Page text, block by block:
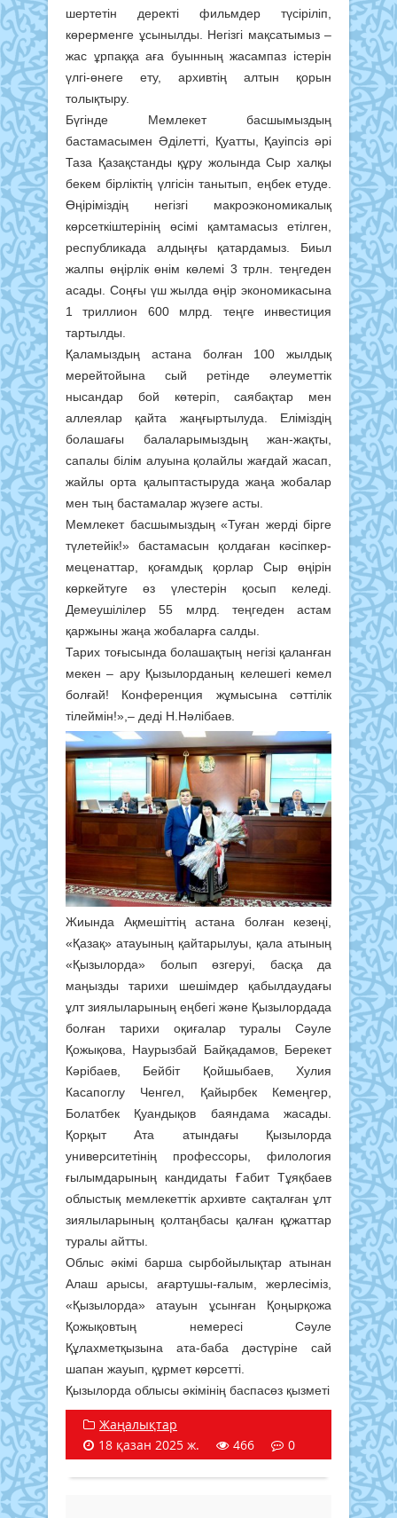
шертетін деректі фильмдер түсіріліп,
көрерменге ұсынылды. Негізгі мақсатымыз –
жас ұрпаққа аға буынның жасампаз істерін
үлгі-өнеге ету, архивтің алтын қорын
толықтыру.
Бүгінде Мемлекет басшымыздың
бастамасымен Әділетті, Қуатты, Қауіпсіз әрі
Таза Қазақстанды құру жолында Сыр халқы
бекем бірліктің үлгісін танытып, еңбек етуде.
Өңіріміздің негізгі макроэкономикалық
көрсеткіштерінің өсімі қамтамасыз етілген,
республикада алдыңғы қатардамыз. Биыл
жалпы өңірлік өнім көлемі 3 трлн. теңгеден
асады. Соңғы үш жылда өңір экономикасына
1 триллион 600 млрд. теңге инвестиция
тартылды.
Қаламыздың астана болған 100 жылдық
мерейтойына сый ретінде әлеуметтік
нысандар бой көтеріп, саябақтар мен
аллеялар қайта жаңғыртылуда. Еліміздің
болашағы балаларымыздың жан-жақты,
сапалы білім алуына қолайлы жағдай жасап,
жайлы орта қалыптастыруда жаңа жобалар
мен тың бастамалар жүзеге асты.
Мемлекет басшымыздың «Туған жерді бірге
түлетейік!» бастамасын қолдаған кәсіпкер-
меценаттар, қоғамдық қорлар Сыр өңірін
көркейтуге өз үлестерін қосып келеді.
Демеушілілер 55 млрд. теңгеден астам
қаржыны жаңа жобаларға салды.
Тарих тоғысында болашақтың негізі қаланған
мекен – ару Қызылорданың келешегі кемел
болғай! Конференция жұмысына сәттілік
тілеймін!»,– деді Н.Нәлібаев.
Жиында Ақмешіттің астана болған кезеңі,
«Қазақ» атауының қайтарылуы, қала атының
«Қызылорда» болып өзгеруі, басқа да
маңызды тарихи шешімдер қабылдаудағы
ұлт зиялыларының еңбегі және Қызылордада
болған тарихи оқиғалар туралы Сәуле
Қожықова, Наурызбай Байқадамов, Берекет
Кәрібаев, Бейбіт Қойшыбаев, Хулия
Касапоглу Ченгел, Қайырбек Кемеңгер,
Болатбек Қуандықов баяндама жасады.
Қорқыт Ата атындағы Қызылорда
университетінің профессоры, филология
ғылымдарының кандидаты Ғабит Тұяқбаев
облыстық мемлекеттік архивте сақталған ұлт
зиялыларының қолтаңбасы қалған құжаттар
туралы айтты.
Облыс әкімі барша сырбойылықтар атынан
Алаш арысы, ағартушы-ғалым, жерлесіміз,
«Қызылорда» атауын ұсынған Қоңырқожа
Қожықовтың немересі Сәуле
Құлахметқызына ата-баба дәстүріне сай
шапан жауып, құрмет көрсетті.
Қызылорда облысы әкімінің баспасөз қызметі
Жаңалықтар
18 қазан 2025 ж.
466 0